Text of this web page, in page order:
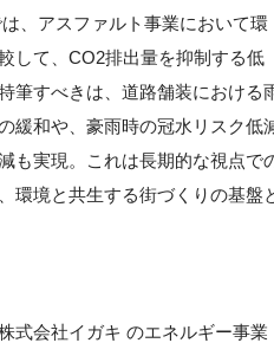
、アスファルト事業において環
して、CO2排出量を抑制する低
筆すべきは、道路舗装における
緩和や、豪雨時の冠水リスク低
も実現。これは長期的な視点で
環境と共生する街づくりの基盤
式会社イガキ のエネルギー事業